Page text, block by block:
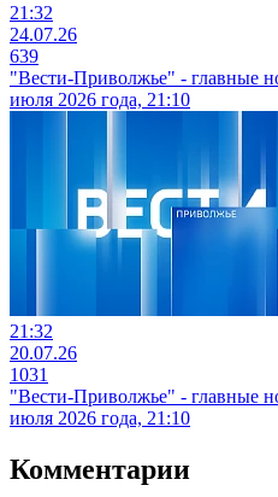
21:32
24.07.26
639
"Вести-Приволжье" - главные
июля 2026 года, 21:10
21:32
20.07.26
1031
"Вести-Приволжье" - главные
июля 2026 года, 21:10
Комментарии